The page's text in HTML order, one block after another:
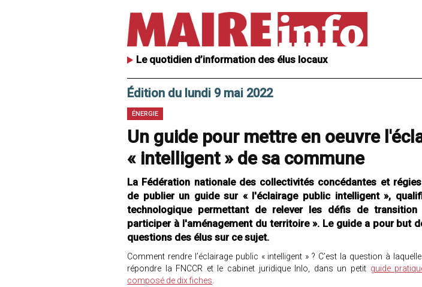
Le quotidien d’information des élus locaux
Édition du lundi 9 mai 2022
ÉNERGIE
Un guide pour mettre en oeuvre
« intelligent » de sa commune
La Fédération nationale des collectivités concédantes et régies
de publier un guide sur « l'éclairage public intelligent »,
technologique permettant de relever les défis de transition
participer à l'aménagement du territoire ». Le guide a pour but
questions des élus sur ce sujet.
Comment rendre l’éclairage public « intelligent » ? C’est la question à
répondre la FNCCR et le cabinet juridique Inlo, dans un petit guide
composé de dix fiches